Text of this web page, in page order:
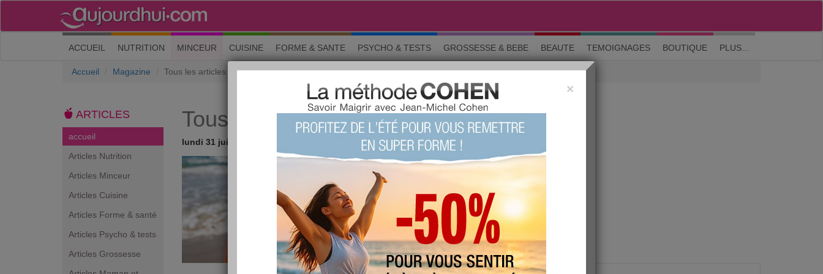
M'inscrire| Me connecter| ? Visite guidée
ACCUEIL (current)
NUTRITION MINCEUR CUISINE FORME & SANTE PSYCHO & TESTS GROSSESSE & BEBE BEAUTE TEMOIGNAGES BOUTIQUE PLUS...
Accueil Magazine Tous les articles
ARTICLES
accueil
Articles Nutrition
Articles Minceur
Articles Cuisine
Articles Forme & santé
Articles Psycho & tests
Articles Grossesse
Tous les articles
lundi 31 juillet 2017
ARTICLE
Soleil : les bons gestes pour
protéger sa peau
Le message diffusé par les médias est unique
: le soleil est dangereux pour notre peau.
Pourtant, profiter des bénéfices de la lumière
du soleil sans prendre de risque est possible.
Pour cela, il est impératif de mieux
comprendre l’impact des UV sur l’épiderme et
×